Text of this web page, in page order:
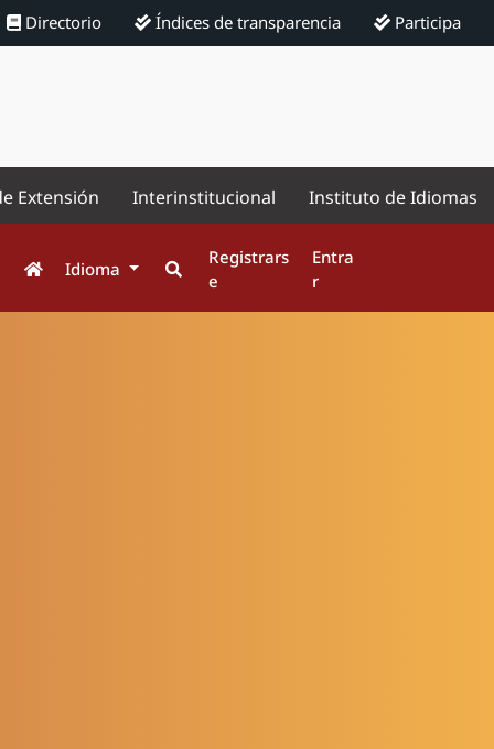
Directorio Índices de transparencia Participa
Extensión Interinstitucional Instituto de Idiomas
Idioma
Registrars
e
Entra
r